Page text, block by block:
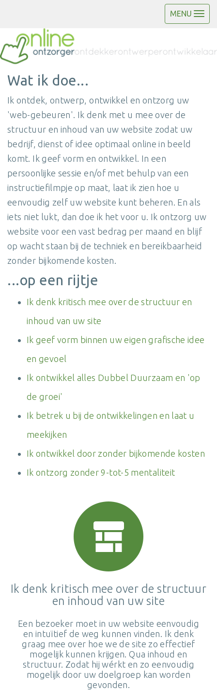
MENU
Wat ik doe...
Ik ontdek, ontwerp, ontwikkel en ontzorg uw
'web-gebeuren'. Ik denk met u mee over de
structuur en inhoud van uw website zodat uw
bedrijf, dienst of idee optimaal online in beeld
komt. Ik geef vorm en ontwikkel. In een
persoonlijke sessie en/of met behulp van een
instructiefilmpje op maat, laat ik zien hoe u
eenvoudig zelf uw website kunt beheren. En als
iets niet lukt, dan doe ik het voor u. Ik ontzorg uw
website voor een vast bedrag per maand en blijf
op wacht staan bij de techniek en bereikbaarheid
zonder bijkomende kosten.
...op een rijtje
Ik denk kritisch mee over de structuur en
inhoud van uw site
Ik geef vorm binnen uw eigen grafische idee
en gevoel
Ik ontwikkel alles Dubbel Duurzaam en 'op
de groei'
Ik betrek u bij de ontwikkelingen en laat u
meekijken
Ik ontwikkel door zonder bijkomende kosten
Ik ontzorg zonder 9-tot-5 mentaliteit
Ik denk kritisch mee over de structuur
en inhoud van uw site
Een bezoeker moet in uw website eenvoudig
en intuïtief de weg kunnen vinden. Ik denk
graag mee over hoe we de site zo effectief
mogelijk kunnen krijgen. Qua inhoud en
structuur. Zodat hij wérkt en zo eenvoudig
mogelijk door uw doelgroep kan worden
gevonden.